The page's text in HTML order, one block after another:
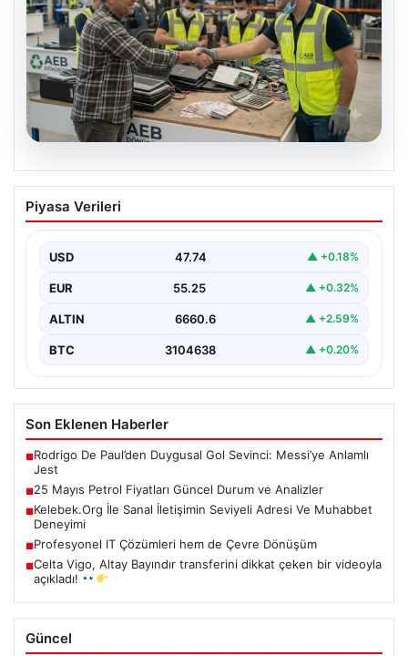
Profesyonel IT Çözümleri hem de
Çevre Dönüşüm
sistemlerini sürekli zamanda değiştirmektedir. Yapılan
güncelleme süreçlerinde boşta…
Piyasa Verileri
USD 47.74 ▲ +0.18%
EUR 55.25 ▲ +0.32%
ALTIN 6660.6 ▲ +2.59%
BTC 3104638 ▲ +0.20%
Son Eklenen Haberler
■Rodrigo De Paul’den Duygusal Gol Sevinci: Messi’ye Anlamlı
Jest
■25 Mayıs Petrol Fiyatları Güncel Durum ve Analizler
■Kelebek.Org İle Sanal İletişimin Seviyeli Adresi Ve Muhabbet
Deneyimi
■Profesyonel IT Çözümleri hem de Çevre Dönüşüm
■Celta Vigo, Altay Bayındır transferini dikkat çeken bir videoyla
açıkladı!
Güncel